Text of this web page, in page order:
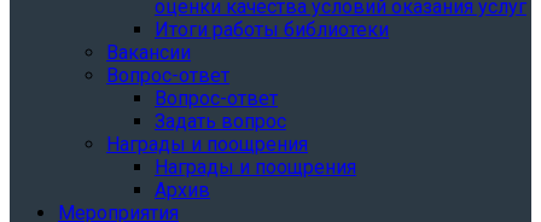
оценки качества условий оказания услуг
Итоги работы библиотеки
Вакансии
Вопрос-ответ
Вопрос-ответ
Задать вопрос
Награды и поощрения
Награды и поощрения
Архив
Мероприятия